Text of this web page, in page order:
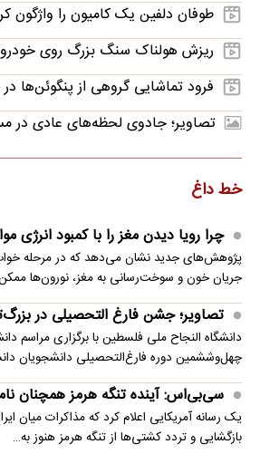
طوفان دلفین یک کامیون را واژگون
ریزش هولناک سنگ بزرگ روی خودرو
فرود تماشایی گروهی از پنگوئن‌ها
تصاویر؛ جادوی لحظه‌های عادی در
خط داغ
چرا رویا دیدن مغز را با کمبود انرژی
جریان خون و سوخت‌رسانی به مغز، نورون‌ها
تصاویر؛ جشن فارغ التحصیلی در
دانشگاه النجاح ملی فلسطین با برگزاری مراسم
چهل‌وششمین دوره فارغ‌التحصیلی دانشجویان
سی‌بی‌اس: آینده تنگه هرمز
یک رسانه آمریکایی اعلام کرد که مذاکرات میان
بازگشایی و تردد کشتی‌ها از تنگه هرمز هنوز به…